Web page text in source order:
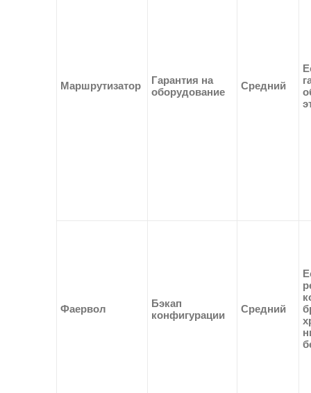
Маршрутизатор
Гарантия на
оборудование
Средний
Фаервол
Бэкап
конфигурации
Средний